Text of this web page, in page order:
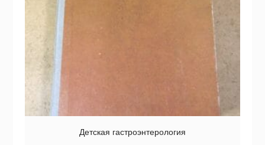
Детская гастроэнтерология